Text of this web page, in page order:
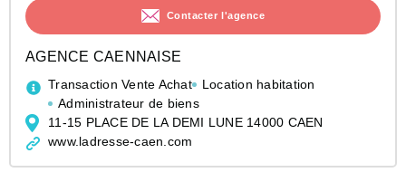
Contacter l'agence
AGENCE CAENNAISE
Transaction Vente Achat
Location habitation
Administrateur de biens
11-15 PLACE DE LA DEMI LUNE 14000 CAEN
www.ladresse-caen.com